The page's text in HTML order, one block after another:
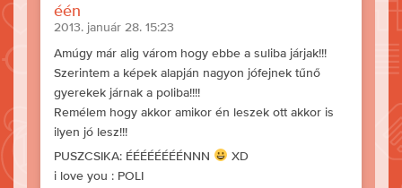
één
2013. január 28. 15:23
Amúgy már alig várom hogy ebbe a suliba járjak!!!
Szerintem a képek alapján nagyon jófejnek tűnő
gyerekek járnak a poliba!!!!
Remélem hogy akkor amikor én leszek ott akkor is
ilyen jó lesz!!!
PUSZCSIKA: ÉÉÉÉÉÉÉÉNNN
XD
i love you : POLI